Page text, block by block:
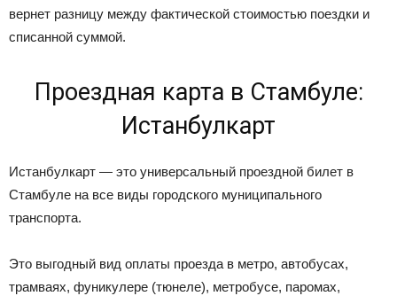
вернет разницу между фактической стоимостью поездки и
списанной суммой.
Проездная карта в Стамбуле:
Истанбулкарт
Истанбулкарт — это универсальный проездной билет в
Стамбуле на все виды городского муниципального
транспорта.
Это выгодный вид оплаты проезда в метро, автобусах,
трамваях, фуникулере (тюнеле), метробусе, паромах,